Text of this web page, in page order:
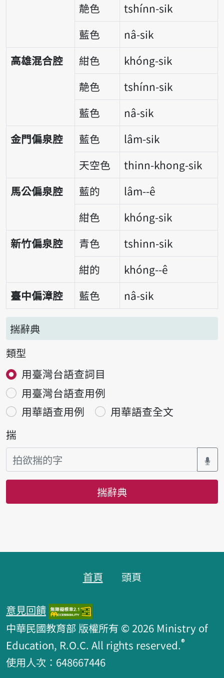
靘色
tshínn-sik
藍色
nâ-sik
高雄混合腔
紺色
khóng-sik
靘色
tshínn-sik
藍色
nâ-sik
金門偏泉腔
藍色
lâm-sik
天空色
thinn-khong-sik
馬公偏泉腔
藍的
lâm--ê
紺色
khóng-sik
新竹偏泉腔
青色
tshinn-sik
紺的
khóng--ê
臺中偏漳腔
藍色 nâ-sik
揣辭典
類型
用臺灣台語查詞目
用臺灣台語查用例
用華語查用例
用華語查全文
揣
揣辭典
首頁 頭頁
意見回饋
中華民國教育部 版權所有 © 2026 Ministry of
Education, R.O.C. All rights reserved.®
使用人次：648667446